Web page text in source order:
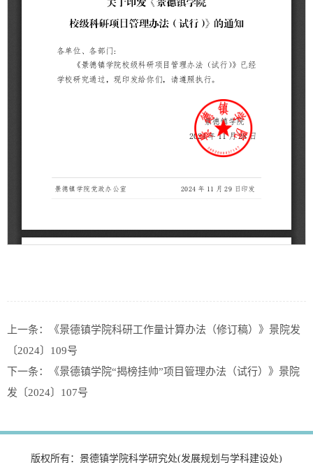
上一条：
《景德镇学院科研工作量计算办法（修订稿）》景院发
〔2024〕109号
下一条：
《景德镇学院“揭榜挂帅”项目管理办法（试行）》景院
发〔2024〕107号
版权所有：景德镇学院科学研究处(发展规划与学科建设处)